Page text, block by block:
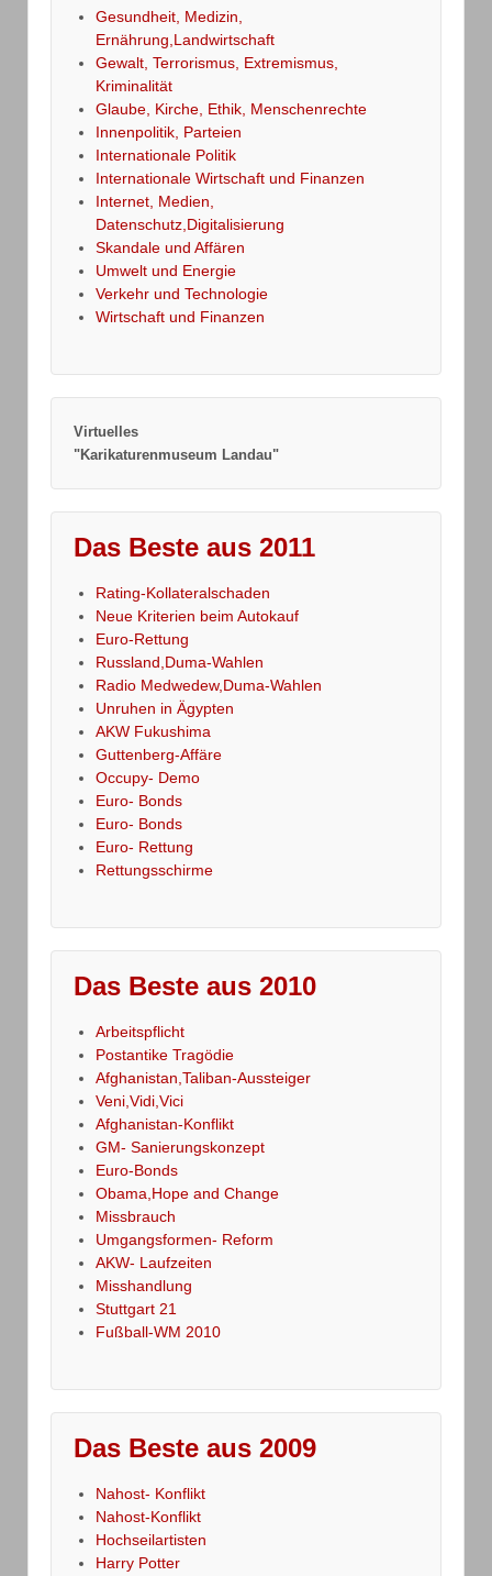
Gesundheit, Medizin,
Ernährung,Landwirtschaft
Gewalt, Terrorismus, Extremismus,
Kriminalität
Glaube, Kirche, Ethik, Menschenrechte
Innenpolitik, Parteien
Internationale Politik
Internationale Wirtschaft und Finanzen
Internet, Medien,
Datenschutz,Digitalisierung
Skandale und Affären
Umwelt und Energie
Verkehr und Technologie
Wirtschaft und Finanzen
Virtuelles
"Karikaturenmuseum Landau"
Das Beste aus 2011
Rating-Kollateralschaden
Neue Kriterien beim Autokauf
Euro-Rettung
Russland,Duma-Wahlen
Radio Medwedew,Duma-Wahlen
Unruhen in Ägypten
AKW Fukushima
Guttenberg-Affäre
Occupy- Demo
Euro- Bonds
Euro- Bonds
Euro- Rettung
Rettungsschirme
Das Beste aus 2010
Arbeitspflicht
Postantike Tragödie
Afghanistan,Taliban-Aussteiger
Veni,Vidi,Vici
Afghanistan-Konflikt
GM- Sanierungskonzept
Euro-Bonds
Obama,Hope and Change
Missbrauch
Umgangsformen- Reform
AKW- Laufzeiten
Misshandlung
Stuttgart 21
Fußball-WM 2010
Das Beste aus 2009
Nahost- Konflikt
Nahost-Konflikt
Hochseilartisten
Harry Potter